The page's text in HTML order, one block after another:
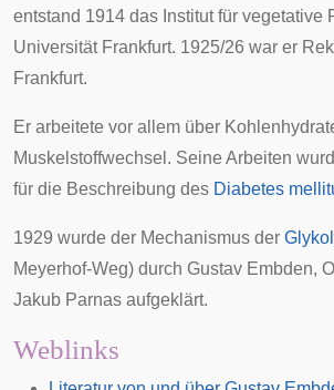
entstand 1914 das Institut für vegetative
Universität Frankfurt. 1925/26 war er
Frankfurt.
Er arbeitete vor allem über
Muskelstoffwechsel. Seine Arbeiten
für die Beschreibung des Diabetes
1929 wurde der Mechanismus der
Meyerhof-Weg) durch Gustav Embden,
Jakub Parnas aufgeklärt.
Weblinks